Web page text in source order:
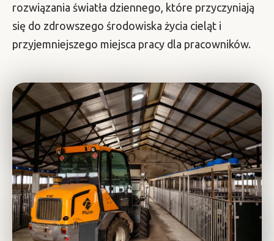
rozwiązania światła dziennego, które przyczyniają
się do zdrowszego środowiska życia cieląt i
przyjemniejszego miejsca pracy dla pracowników.